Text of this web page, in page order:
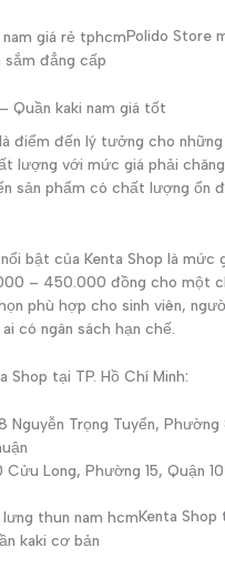
Polido Store
sắm đẳng cấp
Quần kaki nam giá tốt
điểm đến lý tưởng cho
lượng với mức giá phải
sản phẩm có chất lượng ổn
bật của Kenta Shop là mức
– 450.000 đồng cho một
phù hợp cho sinh viên,
có ngân sách hạn chế.
Shop tại TP. Hồ Chí Minh:
Nguyễn Trọng Tuyển,
Cửu Long, Phường 15, Quận 10
Kenta Shop
kaki cơ bản